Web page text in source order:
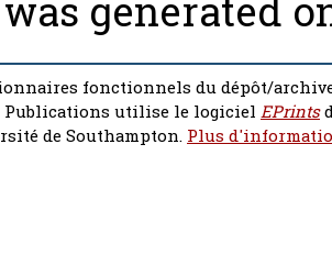
generated
fonctionnels du dépôt/
Publications utilise le logiciel EPrints
de Southampton. Plus